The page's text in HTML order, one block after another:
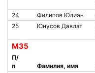
24 Филипов Юлиан
25
Юнусов Давлат
М35
П/
п
Фамилия, имя